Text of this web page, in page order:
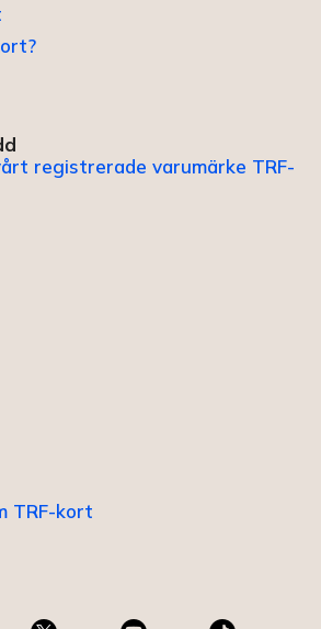
registrerade varumärke TRF-
TRF-kort